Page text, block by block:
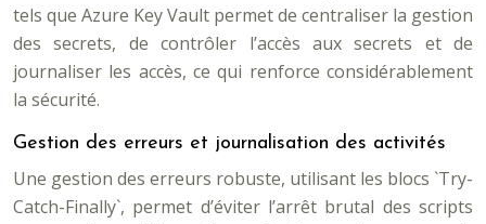
tels que Azure Key Vault permet de centraliser la gestion
des secrets, de contrôler l’accès aux secrets et de
journaliser les accès, ce qui renforce considérablement
la sécurité.
Gestion des erreurs et journalisation des activités
Une gestion des erreurs robuste, utilisant les blocs `Try-
Catch-Finally`, permet d’éviter l’arrêt brutal des scripts